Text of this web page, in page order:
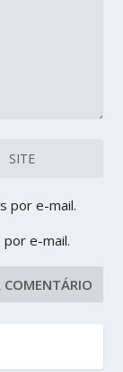
por e-mail.
e-mail.